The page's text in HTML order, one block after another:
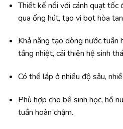
Thiết kế nổi với cánh quạt tốc
qua ống hút, tạo vi bọt hòa
Khả năng tạo dòng nước
tầng nhiệt, cải thiện hệ sinh
Có thể lắp ở nhiều độ sâu,
Phù hợp cho bể sinh học, hồ
tuần hoàn chậm.